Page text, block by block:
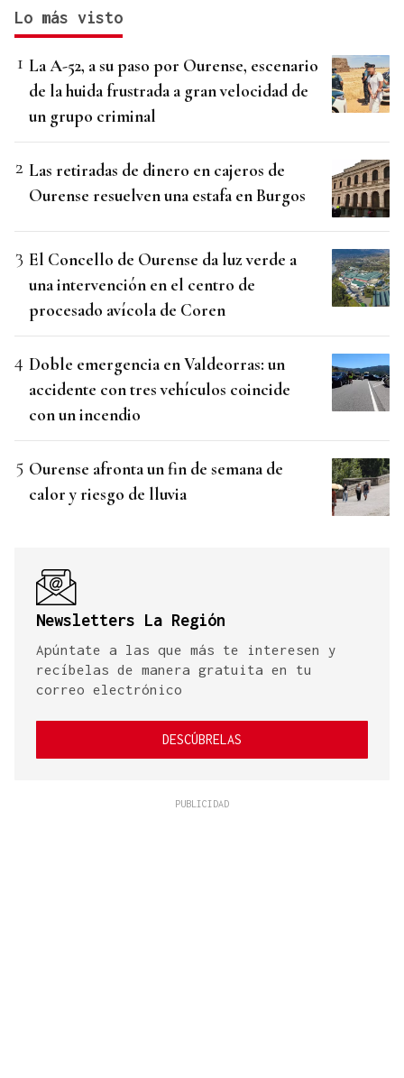
Lo más visto
La A-52, a su paso por Ourense, escenario
de la huida frustrada a gran velocidad de
un grupo criminal
Las retiradas de dinero en cajeros de
Ourense resuelven una estafa en Burgos
El Concello de Ourense da luz verde a
una intervención en el centro de
procesado avícola de Coren
Doble emergencia en Valdeorras: un
accidente con tres vehículos coincide
con un incendio
Ourense afronta un fin de semana de
calor y riesgo de lluvia
Newsletters La Región
Apúntate a las que más te interesen y
recíbelas de manera gratuita en tu
correo electrónico
DESCÚBRELAS